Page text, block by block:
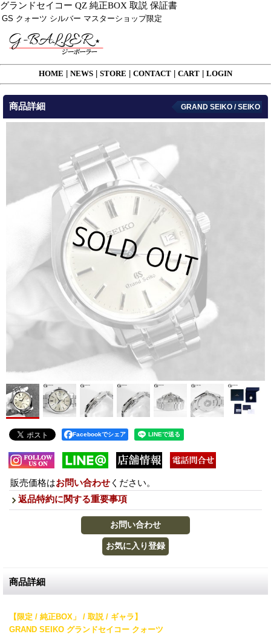
グランドセイコー QZ 純正BOX 取説 保証書
GS クォーツ シルバー マスターショップ限定
HOME NEWS STORE CONTACT CART LOGIN
商品詳細 GRAND SEIKO / SEIKO
Facebookでシェア
販売価格はお問い合わせ ください。
返品特約に関する重要事項
商品詳細
【限定 / 純正BOX」 / 取説 / ギャラ】
GRAND SEIKO グランドセイコー クォーツ